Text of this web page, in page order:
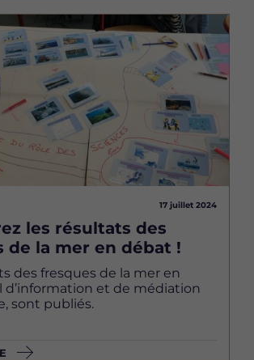
17 juillet 2024
les résultats des
de la mer en débat !
des fresques de la mer en
d’information et de médiation
sont publiés.